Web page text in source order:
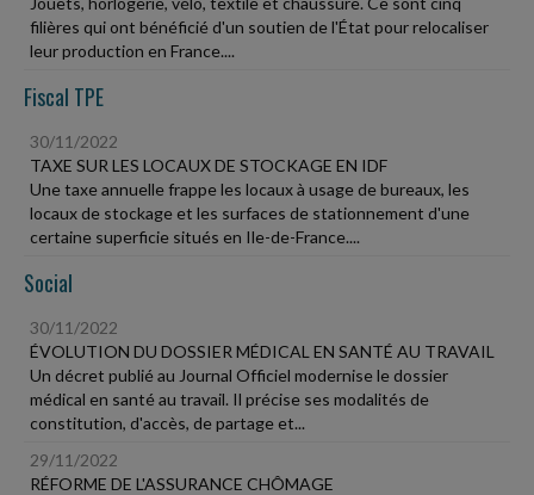
filières qui ont bénéficié d'un soutien de l'État pour relocaliser
leur production en France....
Fiscal TPE
30/11/2022
TAXE SUR LES LOCAUX DE STOCKAGE EN IDF
Une taxe annuelle frappe les locaux à usage de bureaux, les
locaux de stockage et les surfaces de stationnement d'une
certaine superficie situés en Ile-de-France....
Social
30/11/2022
ÉVOLUTION DU DOSSIER MÉDICAL EN SANTÉ AU TRAVAIL
Un décret publié au Journal Officiel modernise le dossier
médical en santé au travail. Il précise ses modalités de
constitution, d'accès, de partage et...
29/11/2022
RÉFORME DE L'ASSURANCE CHÔMAGE